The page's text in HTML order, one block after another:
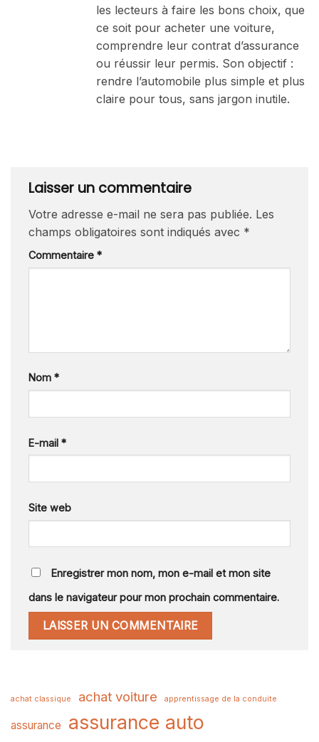
les lecteurs à faire les bons choix, que
ce soit pour acheter une voiture,
comprendre leur contrat d’assurance
ou réussir leur permis. Son objectif :
rendre l’automobile plus simple et plus
claire pour tous, sans jargon inutile.
Laisser un commentaire
Votre adresse e-mail ne sera pas publiée. Les
champs obligatoires sont indiqués avec *
Commentaire *
Nom *
E-mail *
Site web
Enregistrer mon nom, mon e-mail et mon site
dans le navigateur pour mon prochain commentaire.
achat classique achat voiture apprentissage de la conduite
assurance assurance auto